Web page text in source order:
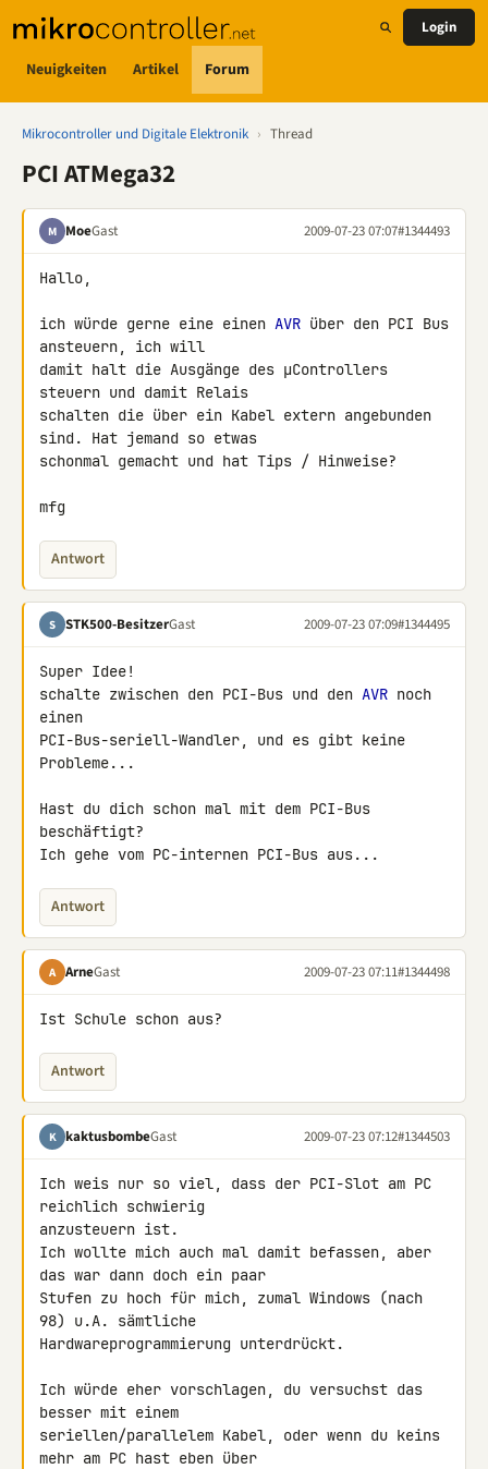
Neuigkeiten Artikel Forum
Login
Mikrocontroller und Digitale Elektronik › Thread
PCI ATMega32
M MoeGast 2009-07-23 07:07#1344493
Hallo,
ich würde gerne eine einen AVR über den PCI Bus
ansteuern, ich will
damit halt die Ausgänge des µControllers
steuern und damit Relais
schalten die über ein Kabel extern angebunden
sind. Hat jemand so etwas
schonmal gemacht und hat Tips / Hinweise?
mfg
Antwort
S STK500-BesitzerGast 2009-07-23 07:09#1344495
Super Idee!
schalte zwischen den PCI-Bus und den AVR noch
einen
PCI-Bus-seriell-Wandler, und es gibt keine
Probleme...
Hast du dich schon mal mit dem PCI-Bus
beschäftigt?
Ich gehe vom PC-internen PCI-Bus aus...
Antwort
A ArneGast 2009-07-23 07:11#1344498
Ist Schule schon aus?
Antwort
K kaktusbombeGast 2009-07-23 07:12#1344503
Ich weis nur so viel, dass der PCI-Slot am PC
reichlich schwierig
anzusteuern ist.
Ich wollte mich auch mal damit befassen, aber
das war dann doch ein paar
Stufen zu hoch für mich, zumal Windows (nach
98) u.A. sämtliche
Hardwareprogrammierung unterdrückt.
Ich würde eher vorschlagen, du versuchst das
besser mit einem
seriellen/parallelem Kabel, oder wenn du keins
mehr am PC hast eben über